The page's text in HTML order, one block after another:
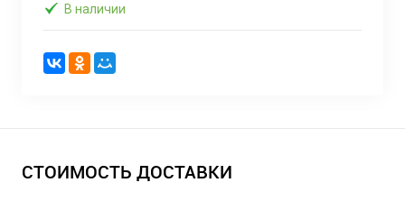
В наличии
СТОИМОСТЬ ДОСТАВКИ